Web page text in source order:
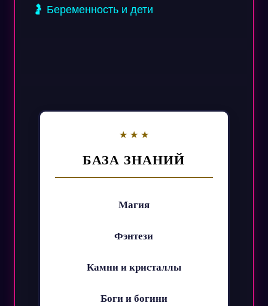
🤰 Беременность и дети
БАЗА ЗНАНИЙ
Магия
Фэнтези
Камни и кристаллы
Боги и богини